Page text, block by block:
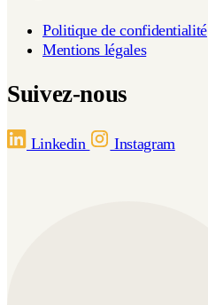
Politique de confidentialité
Mentions légales
Suivez-nous
Linkedin Instagram